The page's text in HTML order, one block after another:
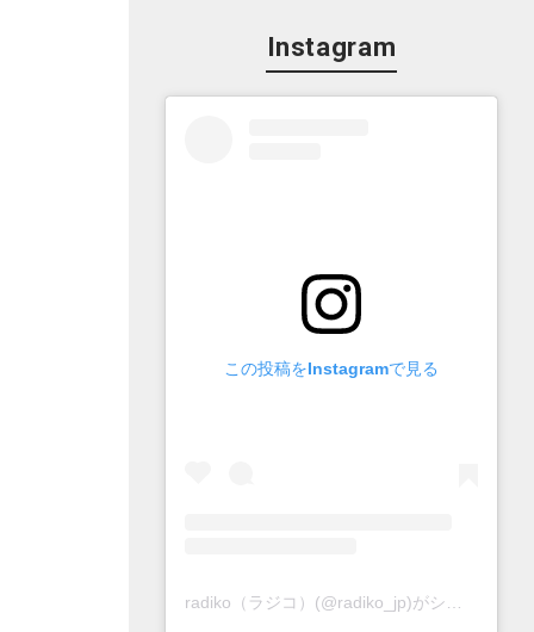
Instagram
この投稿をInstagramで見る
radiko（ラジコ）(@radiko_jp)がシェアした投稿